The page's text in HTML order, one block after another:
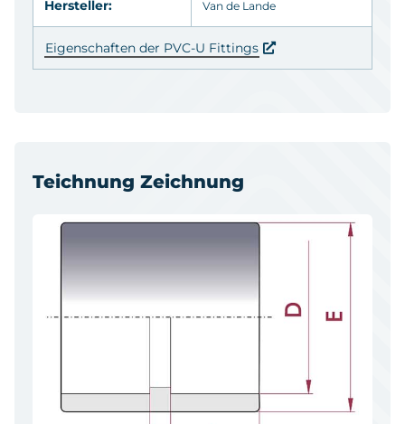
Hersteller: Van de Lande
Eigenschaften der PVC-U Fittings
Teichnung Zeichnung